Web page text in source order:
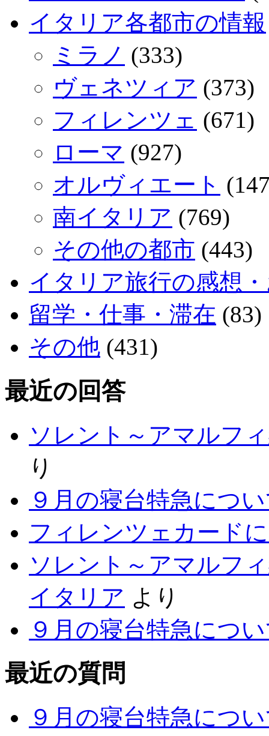
イタリア各都市の情報
ミラノ (333)
ヴェネツィア (373)
フィレンツェ (671)
ローマ (927)
オルヴィエート
南イタリア (769)
その他の都市 (443)
イタリア旅行の感想
留学・仕事・滞在 (83)
その他 (431)
最近の回答
ソレント～アマルフ
り
９月の寝台特急につ
フィレンツェカード
ソレント～アマルフ
イタリア より
９月の寝台特急につ
最近の質問
９月の寝台特急につ